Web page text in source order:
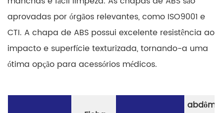
aprovadas por órgãos relevantes, como ISO9001 e
CTI. A chapa de ABS possui excelente resistência ao
impacto e superfície texturizada, tornando-a uma
ótima opção para acessórios médicos.